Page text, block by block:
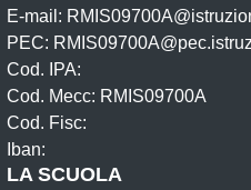
E-mail:
PEC:
Cod. IPA:
Cod. Mecc: RMIS09700A
Cod. Fisc:
Iban:
LA SCUOLA